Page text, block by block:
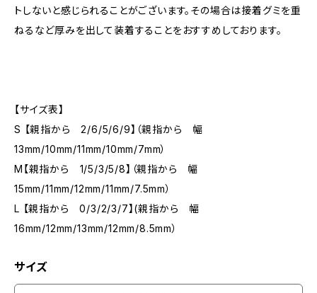
トしないと感じられることがございます。その場合は接着グミを重
ねるなど厚みを出して装着することをおすすめしております。
【サイズ表】
S 【親指から 2/6/5/6/9】（親指から 幅
13mm/10mm/11mm/10mm/7mm）
M【親指から 1/5/3/5/8】（親指から 幅
15mm/11mm/12mm/11mm/7.5mm）
L 【親指から 0/3/2/3/7】(親指から 幅
16mm/12mm/13mm/12mm/8.5mm）
サイズ